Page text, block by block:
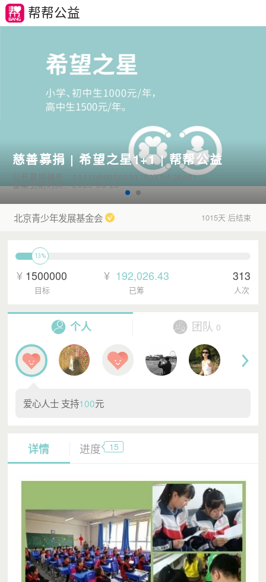
帮帮公益
慈善募捐 | 希望之星1+1 | 帮帮公益
公开募捐编号：5311000050030780XNA26001
备案到期时间：2029-05-20
北京青少年发展基金会 1015天 后结束
13%
¥ 1500000
目标
¥ 192,026.43
已筹
313
人次
个人 团队 0
爱心人士 支持100元
详情 进度 15